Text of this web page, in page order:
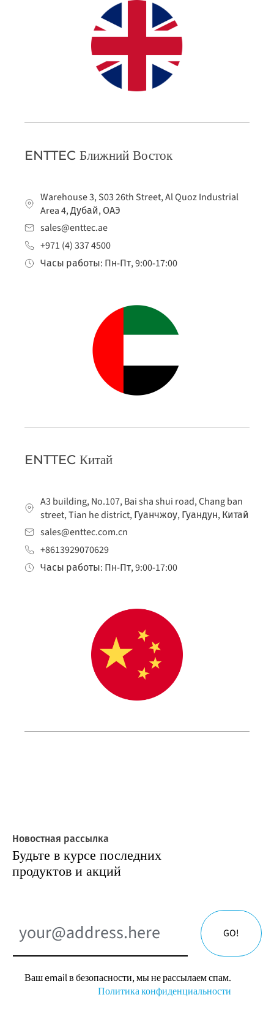
ENTTEC Ближний Восток
Warehouse 3, S03 26th Street, Al Quoz Industrial
Area 4, Дубай, ОАЭ
sales@enttec.ae
+971 (4) 337 4500
Часы работы: Пн-Пт, 9:00-17:00
ENTTEC Китай
A3 building, No.107, Bai sha shui road, Chang ban
street, Tian he district, Гуанчжоу, Гуандун, Китай
sales@enttec.com.cn
+8613929070629
Часы работы: Пн-Пт, 9:00-17:00
Новостная рассылка
Будьте в курсе последних
продуктов и акций
GO!
Ваш email в безопасности, мы не рассылаем спам.
Политика конфиденциальности